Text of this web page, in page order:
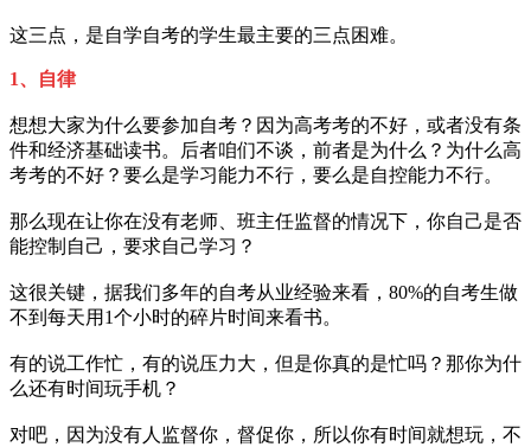
这三点，是自学自考的学生最主要的三点困难。
1、自律
想想大家为什么要参加自考？因为高考考的不好，或者没有条
件和经济基础读书。后者咱们不谈，前者是为什么？为什么高
考考的不好？要么是学习能力不行，要么是自控能力不行。
那么现在让你在没有老师、班主任监督的情况下，你自己是否
能控制自己，要求自己学习？
这很关键，据我们多年的自考从业经验来看，80%的自考生做
不到每天用1个小时的碎片时间来看书。
有的说工作忙，有的说压力大，但是你真的是忙吗？那你为什
么还有时间玩手机？
对吧，因为没有人监督你，督促你，所以你有时间就想玩，不